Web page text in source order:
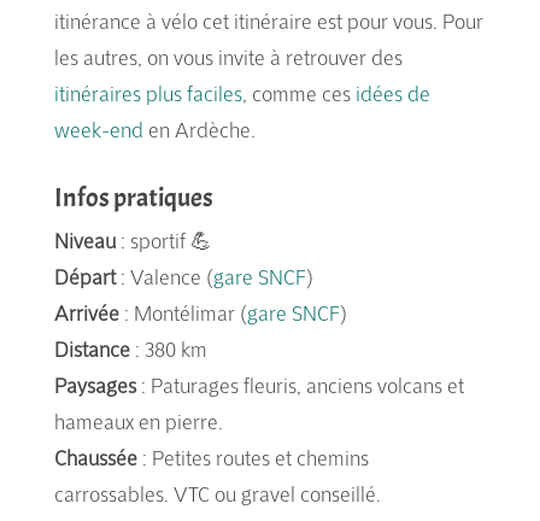
itinérance à vélo cet itinéraire est pour vous. Pour
les autres, on vous invite à retrouver des
itinéraires plus faciles, comme ces idées de
week-end en Ardèche.
Infos pratiques
Niveau: sportif 💪
Départ: Valence (gare SNCF)
Arrivée: Montélimar (gare SNCF)
Distance: 380 km
Paysages: Paturages fleuris, anciens volcans et
hameaux en pierre.
Chaussée: Petites routes et chemins
carrossables. VTC ou gravel conseillé.